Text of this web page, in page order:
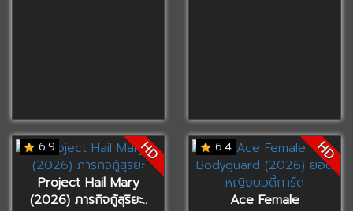
6.9 HD
Project Hail Mary
(2026) ภารกิจกู้สุริยะ..
6.4 HD
Ace Female